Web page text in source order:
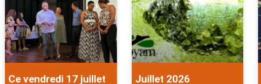
Ce vendredi 17 juillet
Juillet 2026